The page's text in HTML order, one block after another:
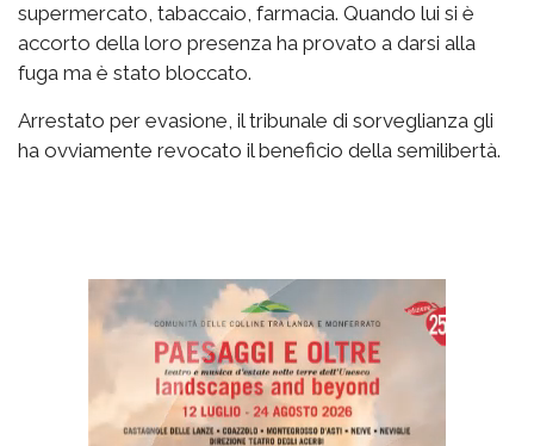
supermercato, tabaccaio, farmacia. Quando lui si è
accorto della loro presenza ha provato a darsi alla
fuga ma è stato bloccato.
Arrestato per evasione, il tribunale di sorveglianza gli
ha ovviamente revocato il beneficio della semilibertà.